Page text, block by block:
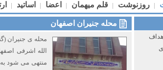
| روزنوشت | قلم میهمان | اعضا | اساتید |
محله جنیران اصفهان
محله ی جنیران
منتهی می شود به